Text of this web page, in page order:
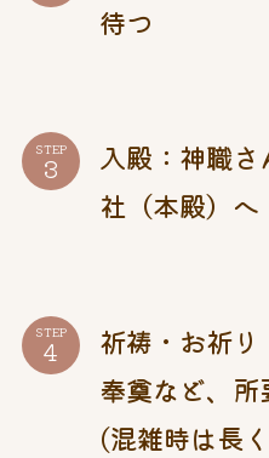
待つ
STEP
入殿：神職
社（本殿）へ
STEP
祈祷・お祈
奉奠など、
(混雑時は長